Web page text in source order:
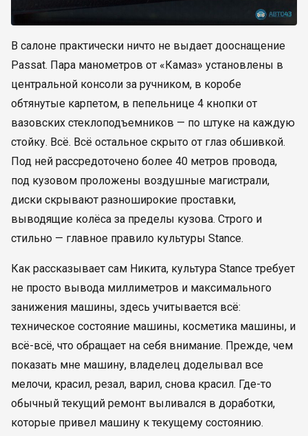
В салоне практически ничто не выдает дооснащение
Passat. Пара манометров от «Камаз» установлены в
центральной консоли за ручником, в коробе
обтянутые карпетом, в пепельнице 4 кнопки от
вазовских стеклоподъемников — по штуке на каждую
стойку. Всё. Всё остальное скрыто от глаз обшивкой.
Под ней рассредоточено более 40 метров провода,
под кузовом проложены воздушные магистрали,
диски скрывают разноширокие проставки,
выводящие колёса за пределы кузова. Строго и
стильно — главное правило культуры Stance.
Как рассказывает сам Никита, культура Stance требует
не просто вывода миллиметров и максимального
занижения машины, здесь учитывается всё:
техническое состояние машины, косметика машины, и
всё-всё, что обращает на себя внимание. Прежде, чем
показать мне машину, владелец доделывал все
мелочи, красил, резал, варил, снова красил. Где-то
обычный текущий ремонт выливался в доработки,
которые привел машину к текущему состоянию.